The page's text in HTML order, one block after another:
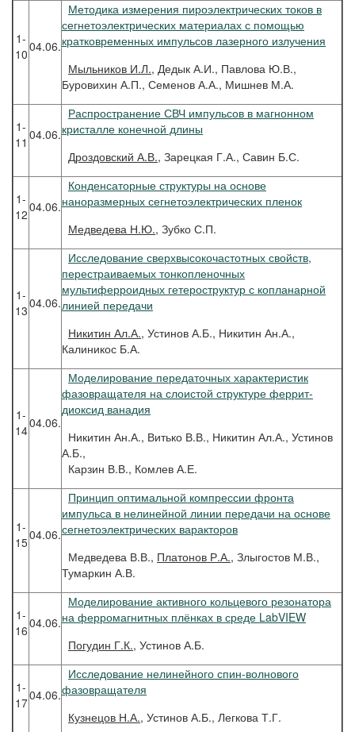
1-
1004.06.
Методика измерения пироэлектрических токов в
сегнетоэлектрических материалах с помощью
кратковременных импульсов лазерного излучения
Мыльников И.Л., Дедык А.И., Павлова Ю.В.,
Буровихин А.П., Семенов А.А., Мишнев М.А.
1-
11 04.06.
Распространение СВЧ импульсов в магнонном
кристалле конечной длины
Дроздовский А.В., Зарецкая Г.А., Савин Б.С.
1-
1204.06.
Конденсаторные структуры на основе
наноразмерных сегнетоэлектрических пленок
Медведева Н.Ю., Зубко С.П.
1-
1304.06.
Исследование сверхвысокочастотных свойств,
перестраиваемых тонкопленочных
мультиферроидных гетероструктур с копланарной
линией передачи
Никитин Ал.А., Устинов А.Б., Никитин Ан.А.,
Калиникос Б.А.
1-
1404.06.
Моделирование передаточных характеристик
фазовращателя на слоистой структуре феррит-
диоксид ванадия
Никитин Ан.А., Витько В.В., Никитин Ал.А., Устинов
А.Б.,
Карзин В.В., Комлев А.Е.
1-
1504.06.
Принцип оптимальной компрессии фронта
импульса в нелинейной линии передачи на основе
сегнетоэлектрических варакторов
Медведева В.В., Платонов Р.А., Злыгостов М.В.,
Тумаркин А.В.
1-
1604.06.
Моделирование активного кольцевого резонатора
на ферромагнитных плёнках в среде LabVIEW
Погудин Г.К., Устинов А.Б.
1-
1704.06.
Исследование нелинейного спин-волнового
фазовращателя
Кузнецов Н.А., Устинов А.Б., Легкова Т.Г.